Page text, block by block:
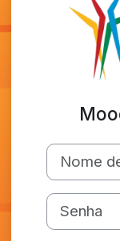
Nome de
Senha